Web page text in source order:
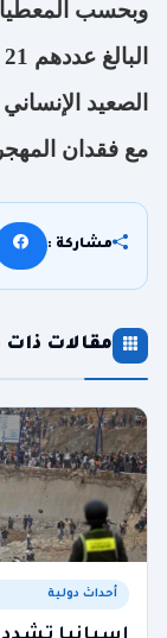
وبحسب
الصعيد
مع فقدان
مشاركة :
مقالات
أحداث دولية